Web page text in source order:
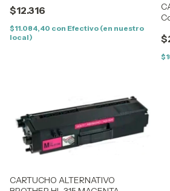
C430/432/433/480/482/483
$12.316
$11.084,40 con Efectivo (en nuestro
local)
CARTUCHO ALTERNATIVO